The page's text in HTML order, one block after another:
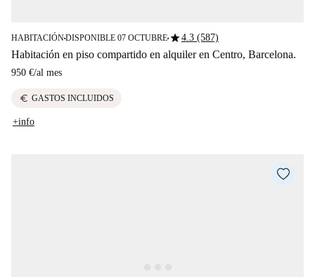
HABITACIÓN■DISPONIBLE 07 OCTUBRE■star4.3 (587)
Habitación en piso compartido en alquiler en Centro, Barcelona.
950 €/al mes
euro GASTOS INCLUIDOS
+info